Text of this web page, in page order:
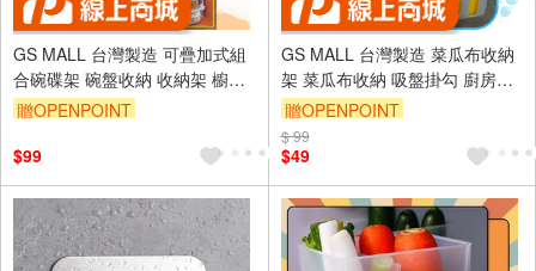
GS MALL 台灣製造 可疊加式組
合碗碟架 碗盤收納 收納架 櫥櫃
分層架 碗收納 盤子收納 廚房收
贈OPENPOINT
$99
GS MALL 台灣製造 菜瓜布收納
架 菜瓜布收納 吸盤掛勾 廚房收
納 浴室收納 收納盒 置物架 菜瓜
布架 水槽收納
贈OPENPOINT
$ 99
$49